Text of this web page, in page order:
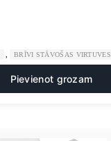
BRĪVI STĀVOŠAS VIRTUVES
Pievienot grozam